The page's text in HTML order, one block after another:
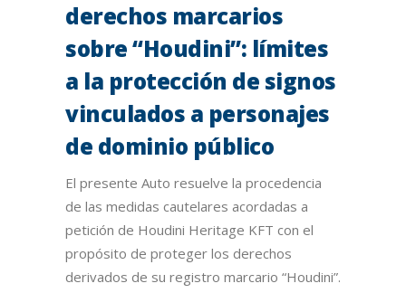
derechos marcarios
sobre “Houdini”: límites
a la protección de signos
vinculados a personajes
de dominio público
El presente Auto resuelve la procedencia
de las medidas cautelares acordadas a
petición de Houdini Heritage KFT con el
propósito de proteger los derechos
derivados de su registro marcario “Houdini”.